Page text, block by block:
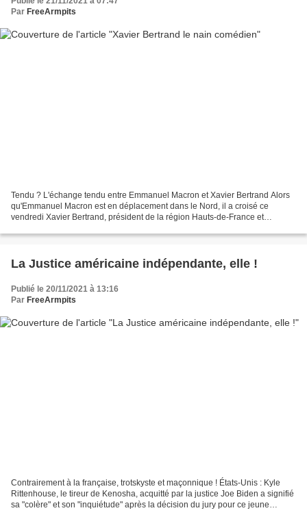
Par FreeArmpits
Tendu ? L'échange tendu entre Emmanuel Macron et Xavier Bertrand Alors
qu'Emmanuel Macron est en déplacement dans le Nord, il a croisé ce
vendredi Xavier Bertrand, président de la région Hauts-de-France et
La Justice américaine indépendante, elle !
Publié le 20/11/2021 à 13:16
Par FreeArmpits
Contrairement à la française, trotskyste et maçonnique ! États-Unis : Kyle
Rittenhouse, le tireur de Kenosha, acquitté par la justice Joe Biden a signifié
sa "colère" et son "inquiétude" après la décision du jury pour ce jeune